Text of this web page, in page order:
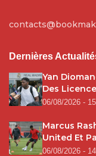
Dernières
Yan
Des
06/08/2026 -
Marcus
United Et
06/08/2026 -